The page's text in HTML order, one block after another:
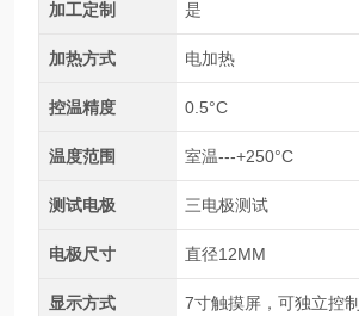
加工定制 是
加热方式 电加热
控温精度 0.5°C
温度范围 室温---+250°C
测试电极 三电极测试
电极尺寸 直径12MM
显示方式 7寸触摸屏，可独立控制